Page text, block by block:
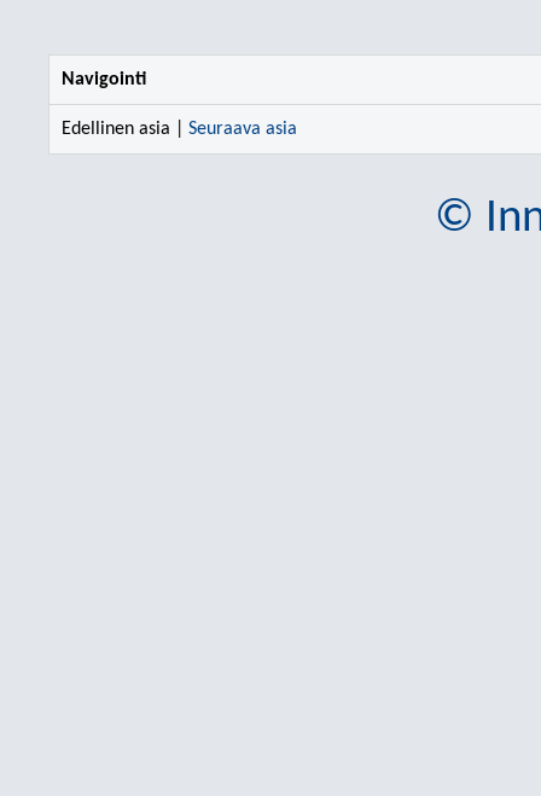
Navigointi
Edellinen asia | Seuraava asia
©